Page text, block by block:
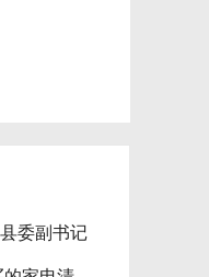
委副书记